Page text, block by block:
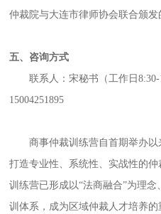
仲裁院与大连市律师协会联合颁发
五、咨询方式
联系人：宋秘书（工作日8:30-
15004251895
商事仲裁训练营自首期举办
打造专业性、系统性、实战性的
训练营已形成以“法商融合”为理
训体系，成为区域仲裁人才培养